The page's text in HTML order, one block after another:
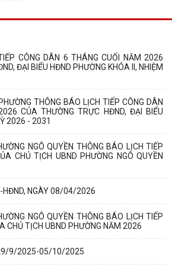
CÔNG DÂN 6 THÁNG CUỐI NĂM 2026
ĐẠI BIỂU HĐND PHƯỜNG KHÓA II, NHIỆM
THÔNG BÁO LỊCH TIẾP CÔNG DÂN
CỦA THƯỜNG TRỰC HĐND, ĐẠI BIỂU
2026 - 2031
NGÔ QUYỀN THÔNG BÁO LỊCH TIẾP
CHỦ TỊCH UBND PHƯỜNG NGÔ QUYỀN
NGÀY 08/04/2026
NGÔ QUYỀN THÔNG BÁO LỊCH TIẾP
CHỦ TỊCH UBND PHƯỜNG NĂM 2026
9/2025-05/10/2025